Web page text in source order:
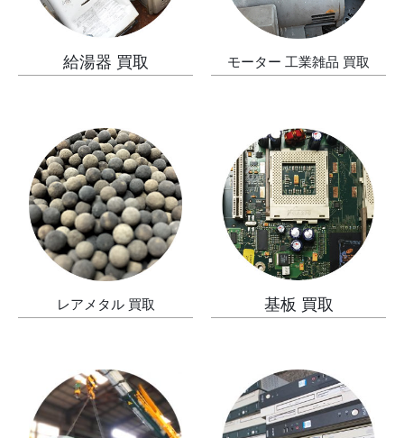
給湯器 買取 モーター 工業雑品 買取
レアメタル 買取 基板 買取